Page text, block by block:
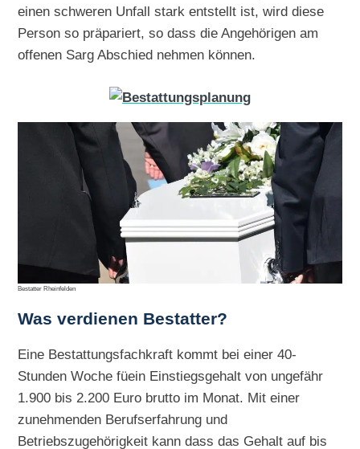
einen schweren Unfall stark entstellt ist, wird diese
Person so präpariert, so dass die Angehörigen am
offenen Sarg Abschied nehmen können.
Bestatter Rheinfelden
Was verdienen Bestatter?
Eine Bestattungsfachkraft kommt bei einer 40-
Stunden Woche füein Einstiegsgehalt von ungefähr
1.900 bis 2.200 Euro brutto im Monat. Mit einer
zunehmenden Berufserfahrung und
Betriebszugehörigkeit kann dass das Gehalt auf bis